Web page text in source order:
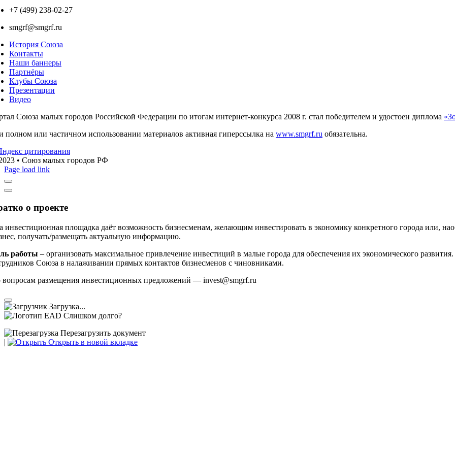
+7 (499) 238-02-27
smgrf@smgrf.ru
История Союза
Контакты
Наши баннеры
Партнёры
Клубы Союза
Презентации
Видео
Союза малых городов Российской Федерации по итогам интернет-конкурса 2008 г. стал победителем и удостоен диплома
полном или частичном использовании материалов активная гиперссылка на www.smgrf.ru обязательна.
• Союз малых городов РФ
Page load link
о проекте
инвестиционная площадка даёт возможность бизнесменам, желающим инвестировать в экономику конкретного города или,
получать/размещать актуальную информацию.
работы – организовать максимальное привлечение инвестиций в малые города для обеспечения их экономического
Союза в налаживании прямых контактов бизнесменов с чиновниками.
размещения инвестиционных предложений — invest@smgrf.ru
Загрузка...
Слишком долго?
Перезагрузить документ
|
Открыть в новой вкладке